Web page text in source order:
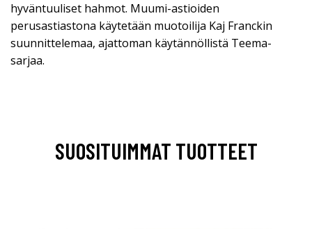
hyväntuuliset hahmot. Muumi-astioiden
perusastiastona käytetään muotoilija Kaj Franckin
suunnittelemaa, ajattoman käytännöllistä Teema-
sarjaa.
SUOSITUIMMAT TUOTTEET